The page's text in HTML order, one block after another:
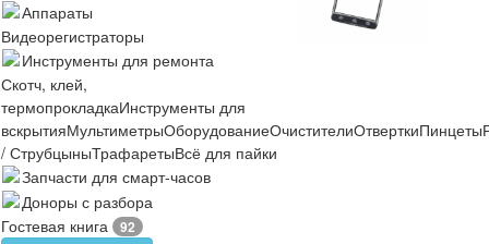
Аппараты
Видеорегистраторы
Инструменты для ремонта
Скотч, клей,
термопрокладкаИнструменты для
вскрытияМультиметрыОборудованиеОчистителиОтверткиПинцеты
/ СтрубцыныТрафаретыВсё для пайки
Запчасти для смарт-часов
Доноры с разбора
Гостевая книга
92